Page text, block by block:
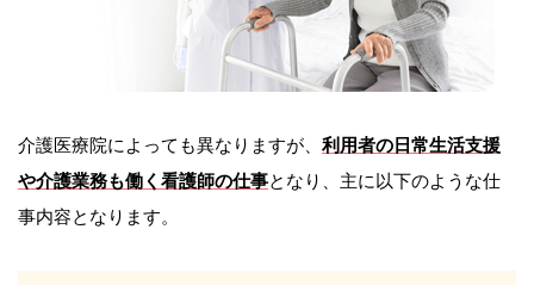
介護医療院によっても異なりますが、 利用者の日常生活支援
や介護業務も働く看護師の仕事となり、主に以下のような仕
事内容となります。